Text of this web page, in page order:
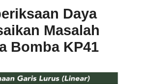
Daya
Masalah
Bomba KP41